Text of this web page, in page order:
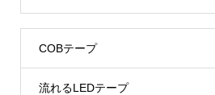
COBテープ
流れるLEDテープ